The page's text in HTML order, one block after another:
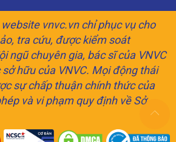
vnvc.vn chỉ phục vụ cho
tra cứu, được kiểm soát
ngũ chuyên gia, bác sĩ của VNVC
hữu của VNVC. Mọi động thái
sự chấp thuận chính thức của
và vi phạm quy định về Sở